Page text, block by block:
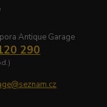
Antique Garage
290